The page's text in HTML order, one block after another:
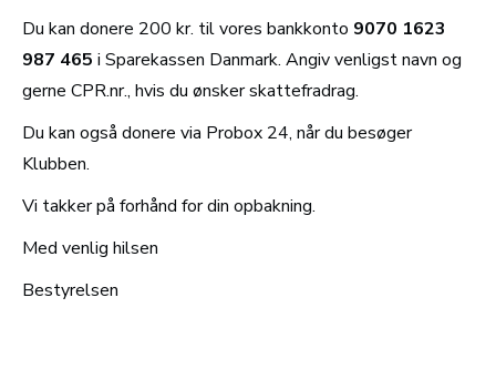
Du kan donere 200 kr. til vores bankkonto 9070 1623
987 465 i Sparekassen Danmark. Angiv venligst navn og
gerne CPR.nr., hvis du ønsker skattefradrag.
Du kan også donere via Probox 24, når du besøger
Klubben.
Vi takker på forhånd for din opbakning.
Med venlig hilsen
Bestyrelsen